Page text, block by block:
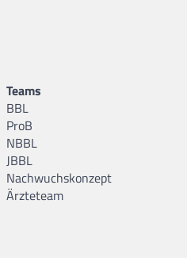
Teams
BBL
ProB
NBBL
JBBL
Nachwuchskonzept
Ärzteteam